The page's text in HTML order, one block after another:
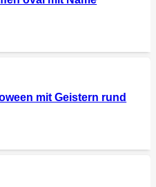
mit Geistern rund